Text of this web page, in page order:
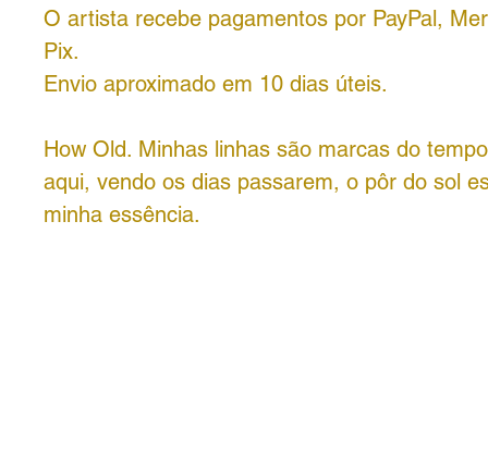
O artista recebe pagamentos por PayPal,
Pix.
Envio aproximado em 10 dias úteis.
How Old. Minhas linhas são marcas do
aqui, vendo os dias passarem, o pôr do sol
minha essência.